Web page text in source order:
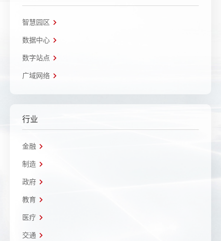
智慧园区
数据中心
数字站点
广域网络
行业
金融
制造
政府
教育
医疗
交通